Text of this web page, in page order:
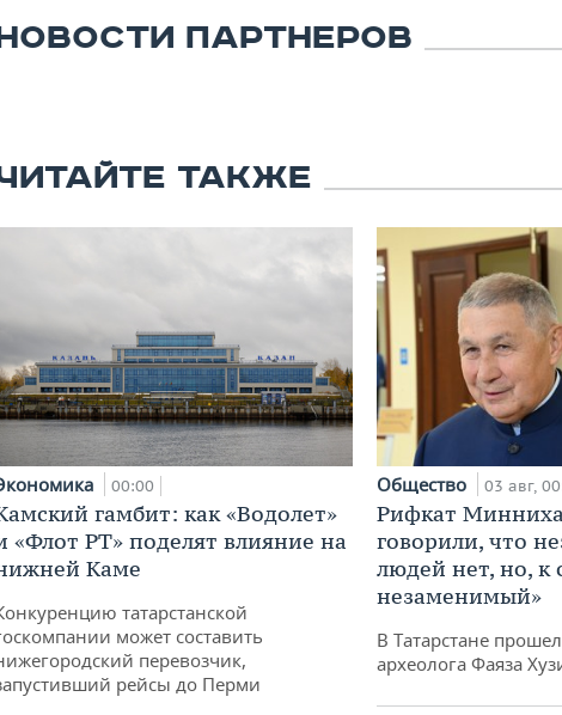
ПАРТНЕРОВ
ТАКЖЕ
00:00
гамбит: как «Водолет»
«Флот РТ» поделят влияние на
Каме
татарстанской
может составить
перевозчик,
рейсы до Перми
Общество 03 авг,
Рифкат
говорили, что
людей нет, но, к
незаменимый»
В Татарстане
археолога Фаяза